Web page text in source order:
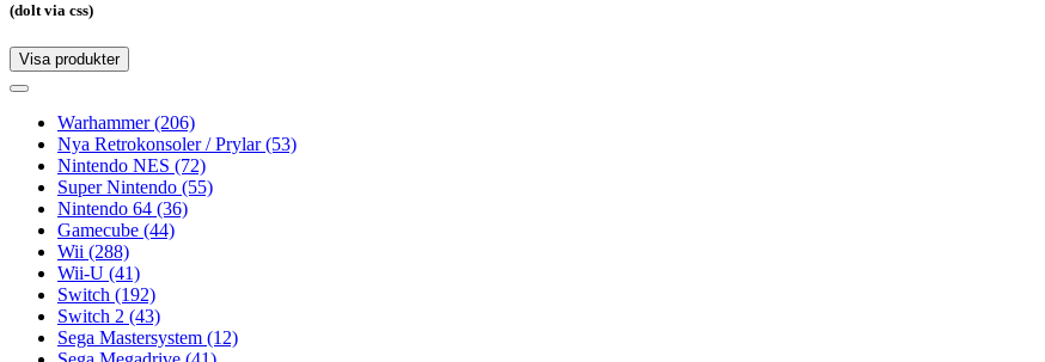
(dolt via css)
Visa produkter
Toggle
Toggle
navigationWarhammer(206)
Nya Retrokonsoler / Prylar(53)
Nintendo NES (72)
Super Nintendo (55)
Nintendo 64 (36)
Gamecube (44)
Wii (288)
Wii-U (41)
Switch (192)
Switch 2 (43)
Sega Mastersystem (12)